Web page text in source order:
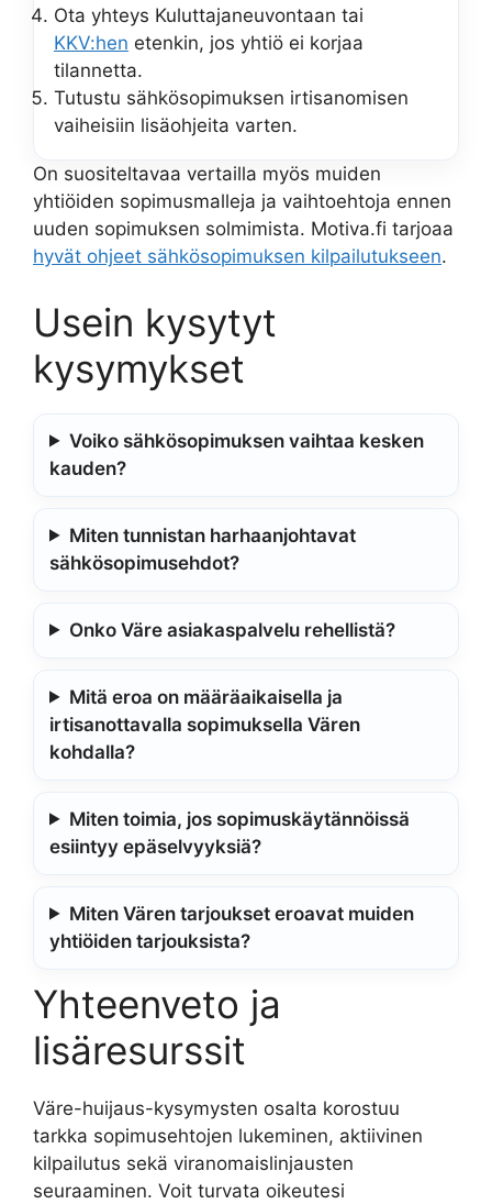
Ota yhteys Kuluttajaneuvontaan tai
KKV:hen etenkin, jos yhtiö ei korjaa
tilannetta.
Tutustu sähkösopimuksen irtisanomisen
vaiheisiin lisäohjeita varten.
On suositeltavaa vertailla myös muiden
yhtiöiden sopimusmalleja ja vaihtoehtoja ennen
uuden sopimuksen solmimista. Motiva.fi tarjoaa
hyvät ohjeet sähkösopimuksen kilpailutukseen.
Usein kysytyt
kysymykset
Voiko sähkösopimuksen vaihtaa kesken
kauden?
Miten tunnistan harhaanjohtavat
sähkösopimusehdot?
Onko Väre asiakaspalvelu rehellistä?
Mitä eroa on määräaikaisella ja
irtisanottavalla sopimuksella Vären
kohdalla?
Miten toimia, jos sopimuskäytännöissä
esiintyy epäselvyyksiä?
Miten Vären tarjoukset eroavat muiden
yhtiöiden tarjouksista?
Yhteenveto ja
lisäresurssit
Väre-huijaus-kysymysten osalta korostuu
tarkka sopimusehtojen lukeminen, aktiivinen
kilpailutus sekä viranomaislinjausten
seuraaminen. Voit turvata oikeutesi